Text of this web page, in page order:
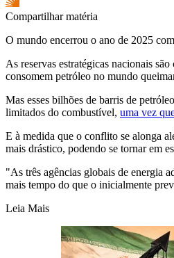
Compartilhar matéria
O mundo encerrou o ano de 2025
As reservas estratégicas nacionais
consomem petróleo no mundo
Mas esses bilhões de barris de
limitados do combustível, uma vez
E à medida que o conflito se alonga
mais drástico, podendo se tornar em
"As três agências globais de energia
mais tempo do que o inicialmente
Leia Mais